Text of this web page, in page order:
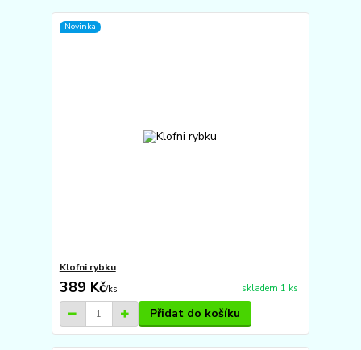
Novinka
Klofni rybku
389 Kč/ks skladem 1 ks
Přidat do košíku